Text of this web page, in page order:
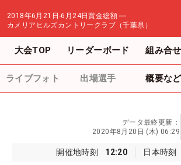
2018年6月21日-6月24日賞金総額 ―
カメリアヒルズカントリークラブ（千葉県）
大会TOP リーダーボード 組み合せ
ライブフォト 出場選手 概要など
開催地時刻 12:20 日本時刻
データ最終更新：
2020年8月20日 (木) 06:29